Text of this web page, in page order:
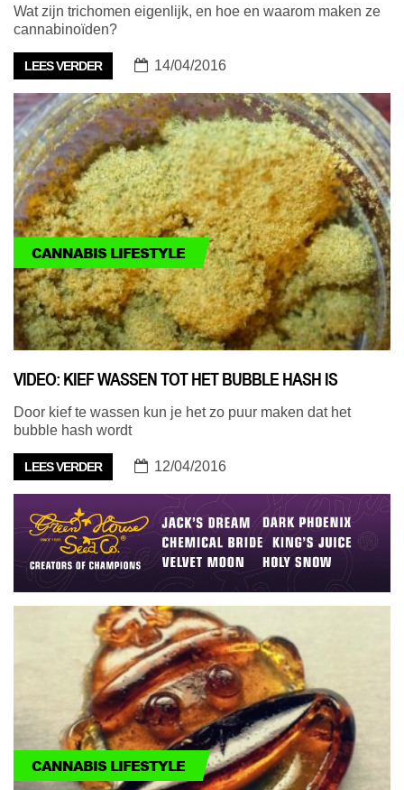
Wat zijn trichomen eigenlijk, en hoe en waarom maken ze
cannabinoïden?
LEES VERDER 14/04/2016
CANNABIS LIFESTYLE
VIDEO: KIEF WASSEN TOT HET BUBBLE HASH IS
Door kief te wassen kun je het zo puur maken dat het
bubble hash wordt
LEES VERDER 12/04/2016
CANNABIS LIFESTYLE